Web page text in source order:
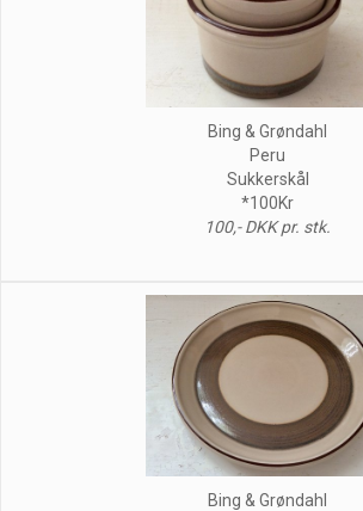
Bing & Grøndahl
Peru
Sukkerskål
*100Kr
100,- DKK pr. stk.
Bing & Grøndahl